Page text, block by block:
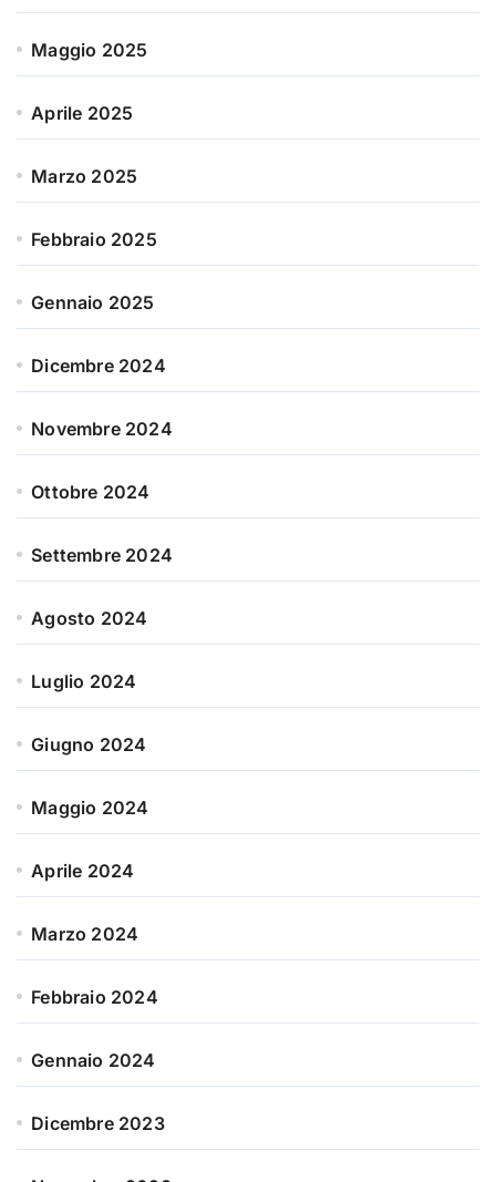
Maggio 2025
Aprile 2025
Marzo 2025
Febbraio 2025
Gennaio 2025
Dicembre 2024
Novembre 2024
Ottobre 2024
Settembre 2024
Agosto 2024
Luglio 2024
Giugno 2024
Maggio 2024
Aprile 2024
Marzo 2024
Febbraio 2024
Gennaio 2024
Dicembre 2023